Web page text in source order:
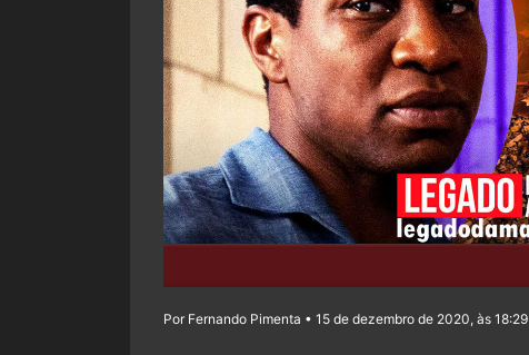
Por Fernando Pimenta • 15 de dezembro de 2020, às 18:29